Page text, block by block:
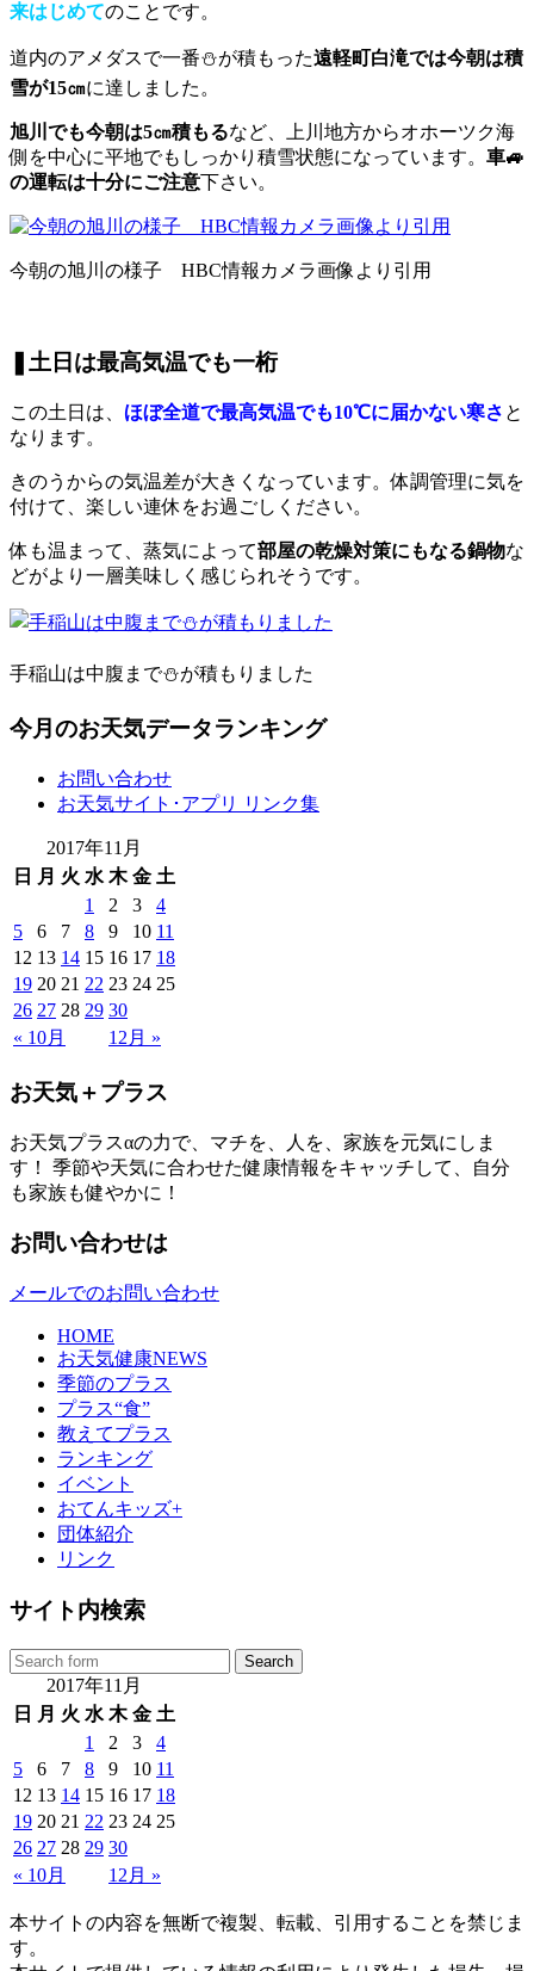
来はじめてのことです。
道内のアメダスで一番⛄が積もった遠軽町白滝では今朝は積
雪が15㎝に達しました。
旭川でも今朝は5㎝積もるなど、上川地方からオホーツク海
側を中心に平地でもしっかり積雪状態になっています。 車🚙
の運転は十分にご注意下さい。
今朝の旭川の様子 HBC情報カメラ画像より引用
❚土日は最高気温でも一桁
この土日は、 ほぼ全道で最高気温でも10℃に届かない寒さ と
なります。
きのうからの気温差が大きくなっています。体調管理に気を
付けて、楽しい連休をお過ごしください。
体も温まって、蒸気によって部屋の乾燥対策にもなる鍋物な
どがより一層美味しく感じられそうです。
手稲山は中腹まで⛄が積もりました
今月のお天気データランキング
お問い合わせ
お天気サイト･アプリ リンク集
2017年11月
日
月 火 水 木 金 土
« 10月 12月 »
1 2 3
4
5
6 7 8 9 10 11
12 13 14 15 16 17 18
19 20 21 22 23 24 25
26 27 28 29 30
お天気＋プラス
お天気プラスαの力で、マチを、人を、家族を元気にしま
す！ 季節や天気に合わせた健康情報をキャッチして、自分
も家族も健やかに！
お問い合わせは
メールでのお問い合わせ
HOME
お天気健康NEWS
季節のプラス
プラス“食”
教えてプラス
ランキング
イベント
おてんキッズ+
団体紹介
リンク
サイト内検索
2017年11月
日
月 火 水 木 金 土
« 10月 12月 »
1 2 3
4
5
6 7 8 9 10 11
12 13 14 15 16 17 18
19 20 21 22 23 24 25
26 27 28 29 30
本サイトの内容を無断で複製、転載、引用することを禁じま
す。